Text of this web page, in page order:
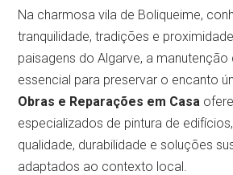
Na charmosa vila de Boliqueime,
tranquilidade, tradições e
paisagens do Algarve, a
essencial para preservar o encanto
Obras e Reparações em Casa
especializados de pintura de
qualidade, durabilidade e soluções
adaptados ao contexto local.